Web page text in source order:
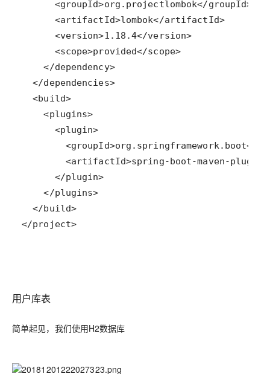
      <artifactId>lombok</artifactId>
    </dependency>
  </dependencies>
  <build>
用户库表
简单起见，我们使用H2数据库